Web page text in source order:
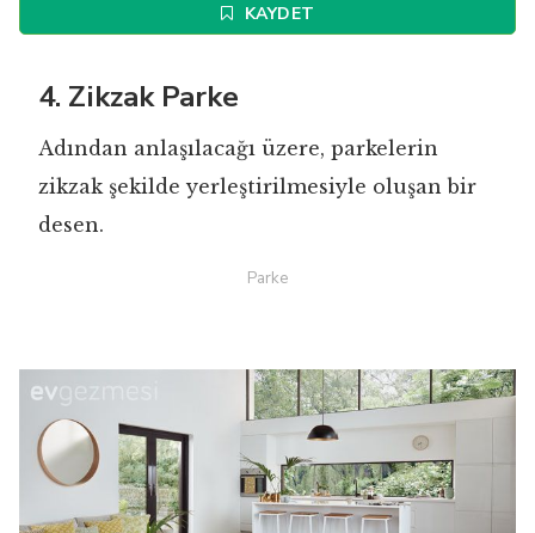
KAYDET
4. Zikzak Parke
Adından anlaşılacağı üzere, parkelerin
zikzak şekilde yerleştirilmesiyle oluşan bir
desen.
Parke